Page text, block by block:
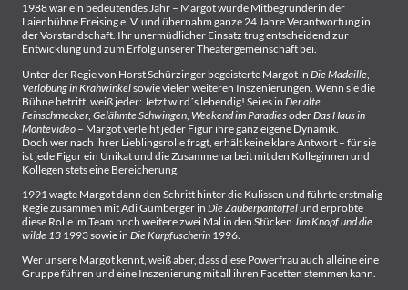
1988 war ein bedeutendes Jahr – Margot wurde Mitbegründerin der
Laienbühne Freising e. V. und übernahm ganze 24 Jahre Verantwortung in
der Vorstandschaft. Ihr unermüdlicher Einsatz trug entscheidend zur
Entwicklung und zum Erfolg unserer Theatergemeinschaft bei.
Unter der Regie von Horst Schürzinger begeisterte Margot in Die Madaille
Verlobung in Krähwinkelsowie vielen weiteren Inszenierungen. Wenn sie die
Bühne betritt, weiß jeder: Jetzt wird´s lebendig! Sei es in Der alte
Feinschmecker, Gelähmte Schwingen Weekend im ParadiesoderDas Haus in
Montevideo – Margot verleiht jeder Figur ihre ganz eigene Dynamik.
Doch wer nach ihrer Lieblingsrolle fragt, erhält keine klare Antwort – für sie
ist jede Figur ein Unikat und die Zusammenarbeit mit den Kolleginnen und
Kollegen stets eine Bereicherung.
1991 wagte Margot dann den Schritt hinter die Kulissen und führte erstmalig
Regie zusammen mit Adi Gumberger in Die Zauberpantoffelund erprobte
diese Rolle im Team noch weitere zwei Mal in den Stücken Jim Knopf und die
wilde 13 1993 sowie in Die Kurpfuscherin 1996.
Wer unsere Margot kennt, weiß aber, dass diese Powerfrau auch alleine eine
Gruppe führen und eine Inszenierung mit all ihren Facetten stemmen kann.